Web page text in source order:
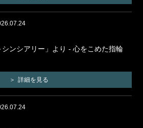
ンシアリー」より - 心をこめた指輪
詳細を見る